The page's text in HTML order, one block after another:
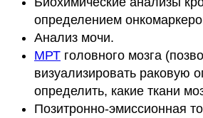
определением
Анализ мочи.
МРТ головного мозга
визуализировать раковую
определить, какие ткани
Позитронно-эмиссионная